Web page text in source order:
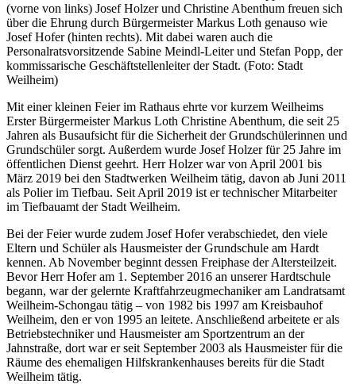
(vorne von links) Josef Holzer und Christine Abenthum freuen sich
über die Ehrung durch Bürgermeister Markus Loth genauso wie
Josef Hofer (hinten rechts). Mit dabei waren auch die
Personalratsvorsitzende Sabine Meindl-Leiter und Stefan Popp, der
kommissarische Geschäftstellenleiter der Stadt. (Foto: Stadt
Weilheim)
Mit einer kleinen Feier im Rathaus ehrte vor kurzem Weilheims
Erster Bürgermeister Markus Loth Christine Abenthum, die seit 25
Jahren als Busaufsicht für die Sicherheit der Grundschülerinnen und
Grundschüler sorgt. Außerdem wurde Josef Holzer für 25 Jahre im
öffentlichen Dienst geehrt. Herr Holzer war von April 2001 bis
März 2019 bei den Stadtwerken Weilheim tätig, davon ab Juni 2011
als Polier im Tiefbau. Seit April 2019 ist er technischer Mitarbeiter
im Tiefbauamt der Stadt Weilheim.
Bei der Feier wurde zudem Josef Hofer verabschiedet, den viele
Eltern und Schüler als Hausmeister der Grundschule am Hardt
kennen. Ab November beginnt dessen Freiphase der Altersteilzeit.
Bevor Herr Hofer am 1. September 2016 an unserer Hardtschule
begann, war der gelernte Kraftfahrzeugmechaniker am Landratsamt
Weilheim-Schongau tätig – von 1982 bis 1997 am Kreisbauhof
Weilheim, den er von 1995 an leitete. Anschließend arbeitete er als
Betriebstechniker und Hausmeister am Sportzentrum an der
Jahnstraße, dort war er seit September 2003 als Hausmeister für die
Räume des ehemaligen Hilfskrankenhauses bereits für die Stadt
Weilheim tätig.